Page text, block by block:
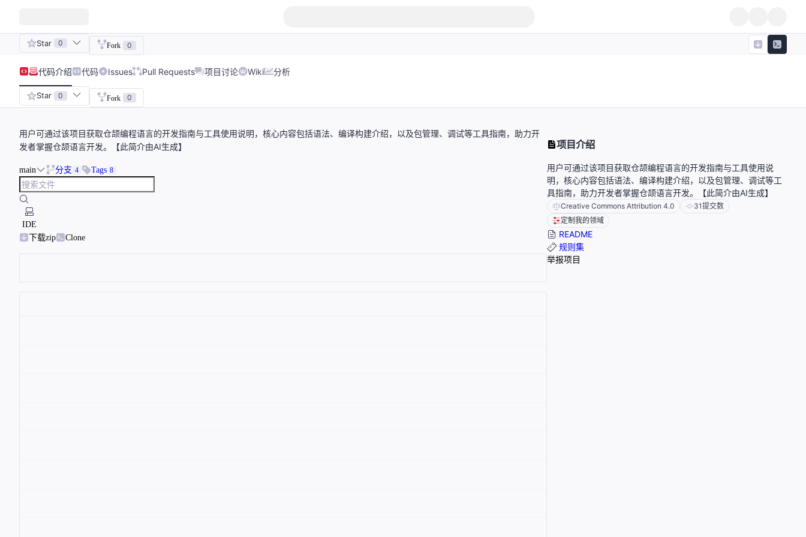
Star 0 Fork 0
代码介绍 代码 Issues Pull Requests 项目讨论 Wiki 分析
Star 0 Fork 0
用户可通过该项目获取仓颉编程语言的开发指南与工具使用说明，核心内容包括语法、编译构建介绍，以及包管理、调试等工具指南，助力开
发者掌握仓颉语言开发。【此简介由AI生成】
main 分支 4 Tags 8
IDE
下载zip
Clone
项目介绍
用户可通过该项目获取仓颉编程语言的开发指南与工具使用说
明，核心内容包括语法、编译构建介绍，以及包管理、调试等工
具指南，助力开发者掌握仓颉语言开发。【此简介由AI生成】
Creative Commons Attribution 4.0 31提交数
定制我的领域
README
规则集
举报项目